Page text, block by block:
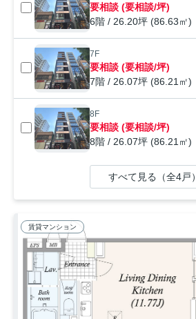
要相談 (要相談/坪)
6階 / 26.20坪 (86.63㎡)
7F
要相談 (要相談/坪)
7階 / 26.07坪 (86.21㎡)
8F
要相談 (要相談/坪)
8階 / 26.07坪 (86.21㎡)
すべて見る（全4戸）
賃貸マンション